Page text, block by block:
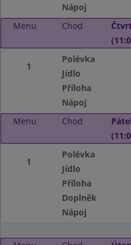
Nápoj
Menu
Chod
1
Polévka
Jídlo
Příloha
Nápoj
Menu
Chod
1
Polévka
Jídlo
Příloha
Doplněk
Nápoj